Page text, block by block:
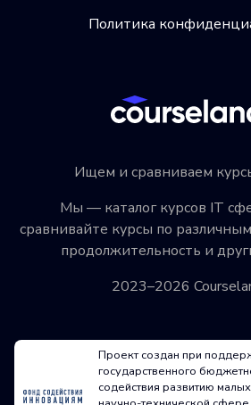
Ищем и сравниваем
Мы — каталог курсов IT
сравнивайте курсы по
продолжительность и
2023–2026
Политика
Проект создан при
государственного
содействия развитию